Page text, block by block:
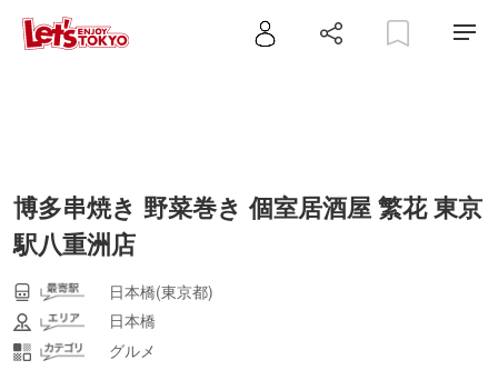
博多串焼き 野菜巻き 個室居酒屋 繁花 東京
駅八重洲店
日本橋(東京都)
日本橋
グルメ